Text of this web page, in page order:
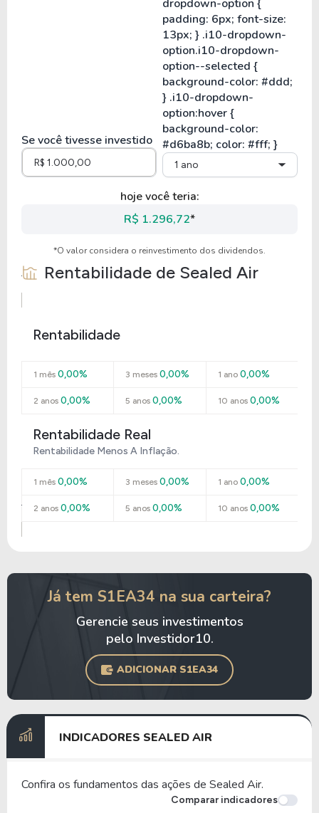
Se você tivesse investido
1 ano
hoje você teria:
R$ 1.296,72*
*O valor considera o reinvestimento dos dividendos.
Rentabilidade de Sealed Air
Rentabilidade
1 mês 0,00% 3 meses 0,00% 1 ano0,00%
2 anos 0,00% 5 anos 0,00% 10 anos0,00%
Rentabilidade Real
Rentabilidade Menos A Inflação.
1 mês 0,00% 3 meses 0,00% 1 ano0,00%
2 anos 0,00% 5 anos 0,00% 10 anos0,00%
Já tem S1EA34 na sua carteira?
Gerencie seus investimentos
pelo Investidor10.
ADICIONAR S1EA34
INDICADORES SEALED AIR
Confira os fundamentos das ações de Sealed Air.
Comparar indicadores